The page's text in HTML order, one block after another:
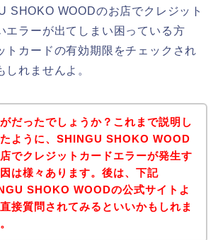
SHOKO WOODのお店でクレジット
エラーが出てしまい困っている方
トカードの有効期限をチェックされ
しれませんよ。
だったでしょうか？これまで説明し
ように、SHINGU SHOKO WOOD
でクレジットカードエラーが発生す
は様々あります。後は、下記
SHOKO WOODの公式サイトよ
接質問されてみるといいかもしれま